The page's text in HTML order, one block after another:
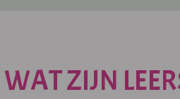
WAT ZIJN